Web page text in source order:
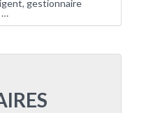
gestionnaire
…